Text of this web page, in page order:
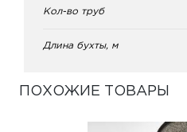
Кол-во труб
Длина бухты, м
ПОХОЖИЕ ТОВАРЫ